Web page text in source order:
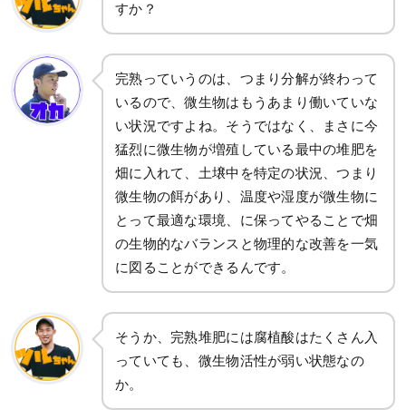
すか？
完熟っていうのは、つまり分解が終わって
いるので、微生物はもうあまり働いていな
い状況ですよね。そうではなく、まさに今
猛烈に微生物が増殖している最中の堆肥を
畑に入れて、土壌中を特定の状況、つまり
微生物の餌があり、温度や湿度が微生物に
とって最適な環境、に保ってやることで畑
の生物的なバランスと物理的な改善を一気
に図ることができるんです。
そうか、完熟堆肥には腐植酸はたくさん入
っていても、微生物活性が弱い状態なの
か。